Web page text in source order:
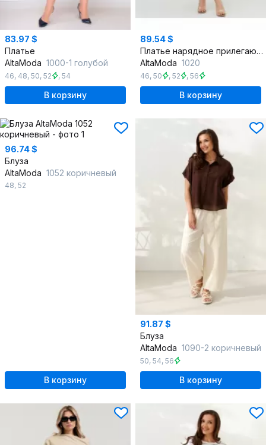
83.97 $
Платье
AltaModa 1000-1 голубой
46, 48, 50, 52 , 54
В корзину
89.54 $
Платье нарядное прилегающего силуэта с поясом и расширенными рукавами
AltaModa 1020
46, 50 , 52 , 56
В корзину
96.74 $
Блуза
AltaModa 1052 коричневый
48, 52
В корзину
91.87 $
Блуза
AltaModa 1090-2 коричневый
50, 54, 56
В корзину